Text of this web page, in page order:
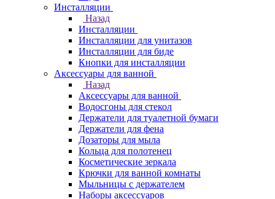
Инсталляции
Назад
Инсталляции
Инсталляции для унитазов
Инсталляции для биде
Кнопки для инсталляции
Аксессуары для ванной
Назад
Аксессуары для ванной
Водосгоны для стекол
Держатели для туалетной бумаги
Держатели для фена
Дозаторы для мыла
Кольца для полотенец
Косметические зеркала
Крючки для ванной комнаты
Мыльницы с держателем
Наборы аксессуаров